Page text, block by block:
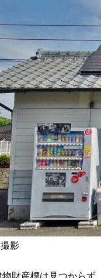
影
財産標は見つからず。